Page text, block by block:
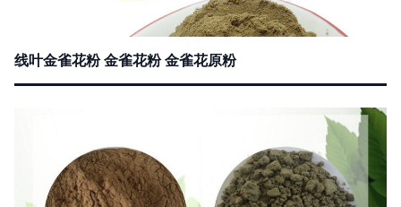
线叶金雀花粉 金雀花粉 金雀花原粉